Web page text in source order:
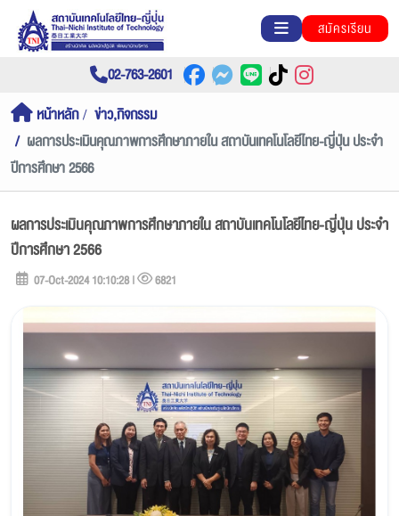
สมัครเรียน
02-763-2601
หน้าหลัก
ข่าว,กิจกรรม
ผลการประเมินคุณภาพการศึกษาภายใน สถาบันเทคโนโลยีไทย-ญี่ปุ่น ประจำ
ปีการศึกษา 2566
ผลการประเมินคุณภาพการศึกษาภายใน สถาบันเทคโนโลยีไทย-ญี่ปุ่น ประจำ
ปีการศึกษา 2566
07-Oct-2024 10:10:28 | 6821